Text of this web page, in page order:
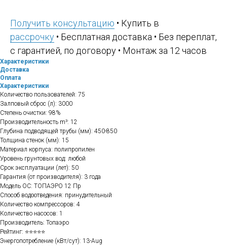
Получить консультацию • Купить в
рассрочку • Бесплатная доставка • Без переплат,
с гарантией, по договору • Монтаж за 12 часов
Характеристики
Доставка
Оплата
Характеристики
Количество пользователей: 75
Залповый сброс (л): 3000
Степень очистки: 98%
Производительность m³: 12
Глубина подводящей трубы (мм): 450-850
Толщина стенок (мм): 15
Материал корпуса: полипропилен
Уровень грунтовых вод: любой
Срок эксплуатации (лет): 50
Гарантия (от производителя): 3 года
Модель ОС: TOПАЭРО 12 Пр
Способ водоотведения: принудительный
Количество компрессоров: 4
Количество насосов: 1
Производитель: Топаэро
Рейтинг: ⭐⭐⭐⭐⭐
Энергопотребление (кВт/сут): 13-Aug